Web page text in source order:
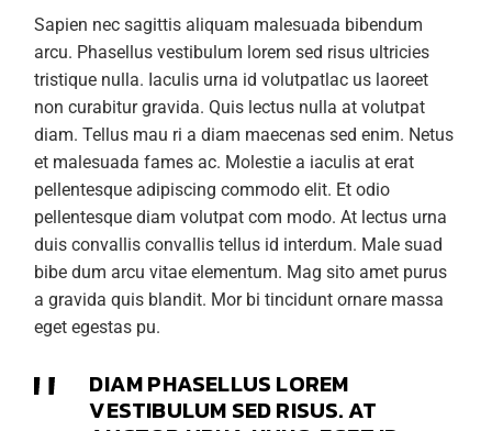
Sapien nec sagittis aliquam malesuada bibendum
arcu. Phasellus vestibulum lorem sed risus ultricies
tristique nulla. Iaculis urna id volutpatlac us laoreet
non curabitur gravida. Quis lectus nulla at volutpat
diam. Tellus mau ri a diam maecenas sed enim. Netus
et malesuada fames ac. Molestie a iaculis at erat
pellentesque adipiscing commodo elit. Et odio
pellentesque diam volutpat com modo. At lectus urna
duis convallis convallis tellus id interdum. Male suad
bibe dum arcu vitae elementum. Mag sito amet purus
a gravida quis blandit. Mor bi tincidunt ornare massa
eget egestas pu.
DIAM PHASELLUS LOREM
VESTIBULUM SED RISUS. AT